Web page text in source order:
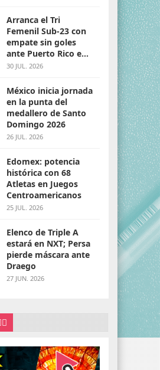
Arranca el Tri
Femenil Sub-23 con
empate sin goles
ante Puerto Rico en
Santo Domingo 2026
30 JUL. 2026
México inicia jornada
en la punta del
medallero de Santo
Domingo 2026
26 JUL. 2026
Edomex: potencia
histórica con 68
Atletas en Juegos
Centroamericanos
25 JUL. 2026
Elenco de Triple A
estará en NXT; Persa
pierde máscara ante
Draego
27 JUN. 2026